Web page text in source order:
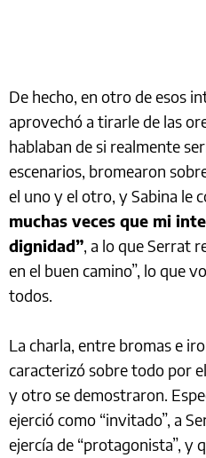
De hecho, en otro de esos
aprovechó a tirarle de las
hablaban de si realmente
escenarios, bromearon
el uno y el otro, y Sabina le
muchas veces que mi
dignidad”, a lo que Serrat
en el buen camino”, lo que
todos.
La charla, entre bromas e
caracterizó sobre todo por
y otro se demostraron.
ejerció como “invitado”, a
ejercía de “protagonista”, y